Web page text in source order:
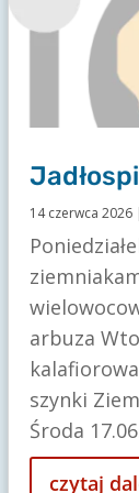
14 czerwca 2026|
arbuza
szynki
Środa
czytaj